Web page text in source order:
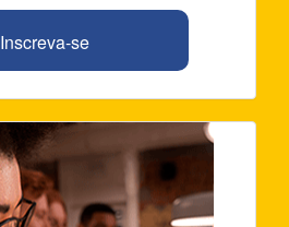
Inscreva-se